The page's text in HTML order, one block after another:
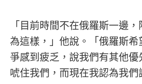
「目前時間不在俄羅斯一邊
為這樣，」他說。「俄羅斯希
爭感到疲乏，說我們有其他優
唬住我們，而現在我認為我們